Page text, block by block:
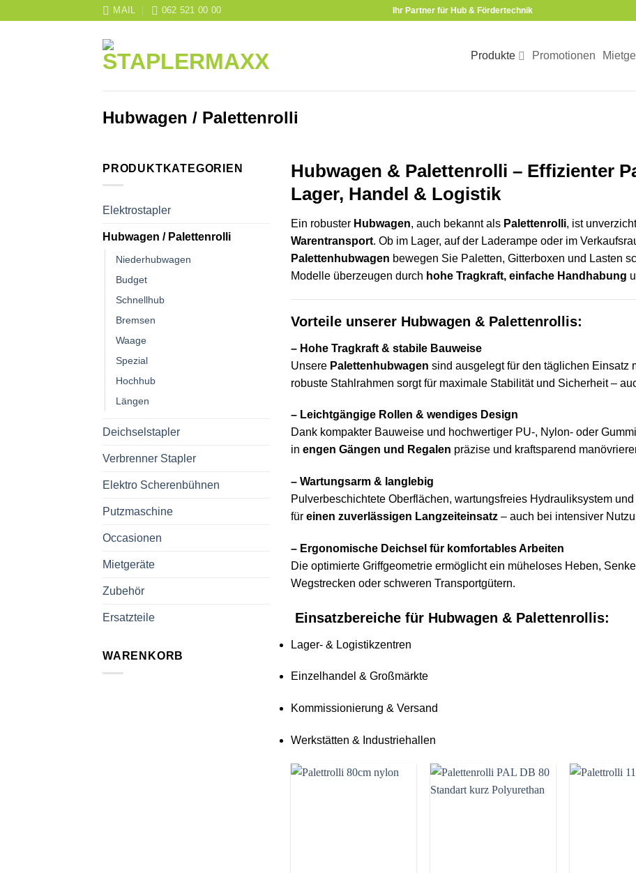
MAIL 062 521 00 00 Ihr Partner für Hub & Fördertechnik
Produkte Promotionen
Hubwagen / Palettenrolli
PRODUKTKATEGORIEN
Elektrostapler
Hubwagen / Palettenrolli
Niederhubwagen
Budget
Schnellhub
Bremsen
Waage
Spezial
Hochhub
Längen
Deichselstapler
Verbrenner Stapler
Elektro Scherenbühnen
Putzmaschine
Occasionen
Mietgeräte
Zubehör
Ersatzteile
WARENKORB
Hubwagen & Palettenrolli – Effizienter
Lager, Handel & Logistik
Ein robuster Hubwagen, auch bekannt als Palettenrolli, ist
Warentransport. Ob im Lager, auf der Laderampe oder im
Palettenhubwagen bewegen Sie Paletten, Gitterboxen und Lasten
Modelle überzeugen durch hohe Tragkraft, einfache Handhabung
Vorteile unserer Hubwagen & Palettenrollis:
– Hohe Tragkraft & stabile Bauweise
Unsere Palettenhubwagen sind ausgelegt für den täglichen Einsatz
robuste Stahlrahmen sorgt für maximale Stabilität und Sicherheit –
– Leichtgängige Rollen & wendiges Design
Dank kompakter Bauweise und hochwertiger PU-, Nylon- oder
in engen Gängen und Regalen präzise und kraftsparend
– Wartungsarm & langlebig
Pulverbeschichtete Oberflächen, wartungsfreies Hydrauliksystem
für einen zuverlässigen Langzeiteinsatz – auch bei intensiver
– Ergonomische Deichsel für komfortables Arbeiten
Die optimierte Griffgeometrie ermöglicht ein müheloses Heben,
Wegstrecken oder schweren Transportgütern.
Einsatzbereiche für Hubwagen & Palettenrollis:
Lager- & Logistikzentren
Einzelhandel & Großmärkte
Kommissionierung & Versand
Werkstätten & Industriehallen